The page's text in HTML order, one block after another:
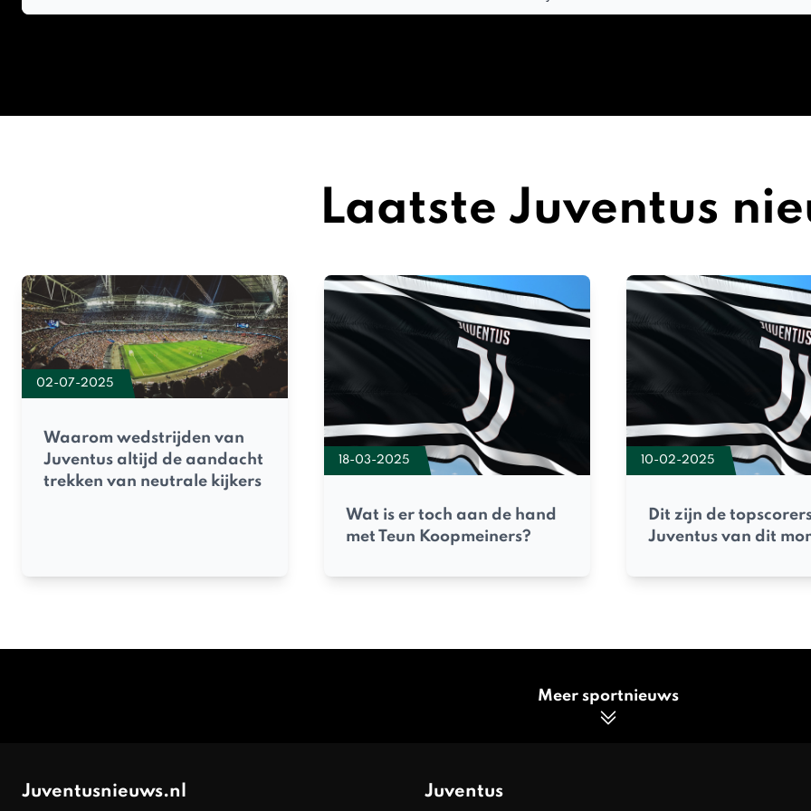
Laatste Juventus
02-07-2025
Waarom wedstrijden van
Juventus altijd de aandacht
trekken van neutrale kijkers
18-03-2025
Wat is er toch aan de hand
met Teun Koopmeiners?
10-02-2025
Dit zijn de
Juventus van dit
Meer sportnieuws
Juventusnieuws.nl Juventus